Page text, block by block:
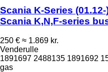
Scania K-Series
Scania K,N,F-series
250 € ≈ 1.869 kr.
Venderulle
1891697 2488135 1891692
gas